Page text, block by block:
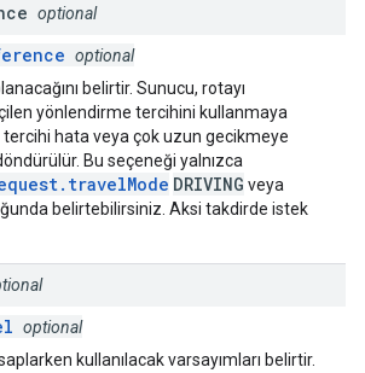
optional
optional
belirtir. Sunucu, rotayı
yönlendirme tercihini kullanmaya
tercihi hata veya çok uzun gecikmeye
Bu seçeneği yalnızca
DRIVING veya
belirtebilirsiniz. Aksi takdirde istek
optional
kullanılacak varsayımları belirtir.